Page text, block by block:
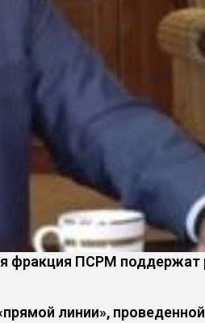
фракция ПСРМ
линии»,